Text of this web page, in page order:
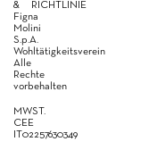
&
Figna
Molini
S.p.A.
Wohltätigkeitsverein
Alle
Rechte
vorbehalten
MWST.
CEE
IT02257630349
RICHTLINIE